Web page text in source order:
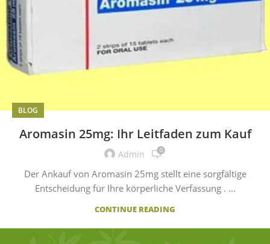
BLOG
Aromasin 25mg: Ihr Leitfaden zum Kauf
Admin 0
Der Ankauf von Aromasin 25mg stellt eine sorgfältige
Entscheidung für Ihre körperliche Verfassung . ...
CONTINUE READING